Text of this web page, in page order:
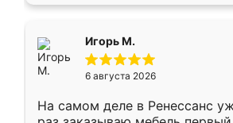
Игорь М.
6 августа 2026
На самом деле в Ренессанс